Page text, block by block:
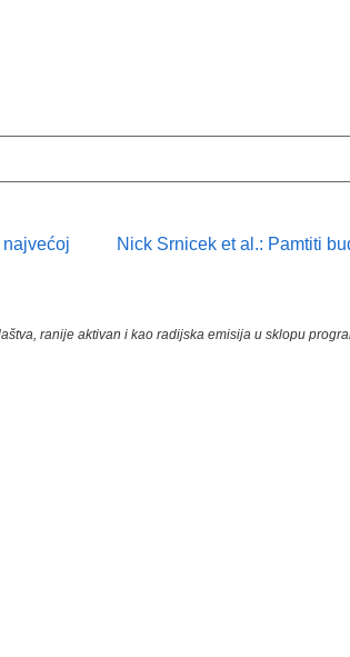
najvećoj
Nick Srnicek et al.: Pamtiti
ranije aktivan i kao radijska emisija u sklopu